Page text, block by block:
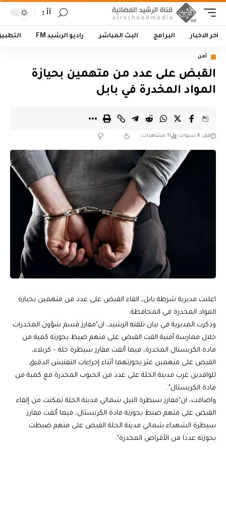
أأ
اخر الاخبار البرامج البث المباشر راديو الرشيد FM
أمن
القبض على عدد من متهمين بحيازة
المواد المخدرة في بابل
قبل 4 سنوات 11 مشاهدات
اعلنت مديرية شرطة بابل، القاء القبض على عدد من متهمين بحيازة
المواد المخدرة في المحافظة.
وذكرت المديرية في بيان تلقته الرشيد، ان"مفارز قسم شؤون المخدرات
خلال ممارسة أمنية القت القبض على متهم ضبط بحوزته كمية من
مادة الكريستال المخدرة، فيما ألقت مفارز سيطرة حلة – كربلاء،
القبض على متهمين عثر بحوزتهما أثناء إجراءات التفتيش الدقيق
للوافدين غرب مدينة الحلة على عدد من الحبوب المخدرة مع كمية من
مادة الكريستال".
واضافت، ان"مفارز سيطرة النيل شمالي مدينة الحلة تمكنت من إلقاء
القبض على متهم ضبط بحوزته مادة الكريستال، فيما ألقت مفارز
سيطرة الشهداء شمالي مدينة الحلة القبض على متهم ضبطت
بحوزته عددا من الأقراص المخدرة".